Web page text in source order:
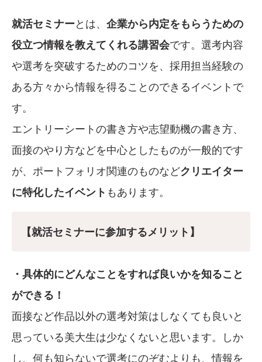
就活セミナーとは、 企業から内定をもらうための
役立つ情報を教えてくれる講習会です。選考内容
や選考を突破するためのコツを、採用担当経験の
ある方々から情報を得ることのできるイベントで
す。
エントリーシートの書き方や志望動機の書き方、
面接のやり方などを中心としたものが一般的です
が、ポートフォリオ関連のものなどクリエイター
に特化したイベント もあります。
【就活セミナーに参加するメリット】
・具体的にどんなことをすれば良いかを知ること
ができる！
面接など作品以外の選考対策はしなくても良いと
思っている美大生は少なくないと思います。しか
し、何も知らないで選考にのぞむよりも、情報を